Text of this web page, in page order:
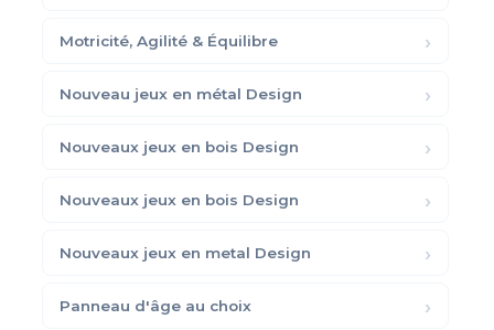
Motricité, Agilité & Équilibre
Nouveau jeux en métal Design
Nouveaux jeux en bois Design
Nouveaux jeux en bois Design
Nouveaux jeux en metal Design
Panneau d'âge au choix